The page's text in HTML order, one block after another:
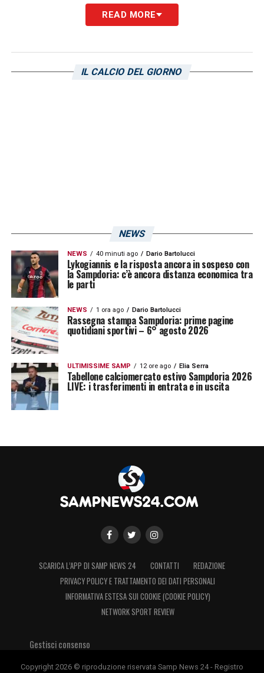
Se si escludono i movimenti previsti dai
Balde,Gaston Ramirez,Vasco Reginie
rientri dai prestiti), la società non ha chiuso
pandemia.
LA PLAYLIST DELLE NOSTRE TOP NEWS
READ MORE
IL CALCIO DEL GIORNO
NEWS
NEWS 40 minuti ago Dario Bartolucci
Lykogiannis e la risposta ancora in sospeso con
la Sampdoria: c’è ancora distanza economica tra
le parti
NEWS 1 ora ago Dario Bartolucci
Rassegna stampa Sampdoria: prime pagine
quotidiani sportivi – 6° agosto 2026
ULTIMISSIME SAMP 12 ore ago Elia Serra
Tabellone calciomercato estivo Sampdoria 2026
LIVE: i trasferimenti in entrata e in uscita
SCARICA L’APP DI SAMP NEWS 24 CONTATTI
REDAZIONE
PRIVACY POLICY E TRATTAMENTO DEI DATI PERSONALI
INFORMATIVA ESTESA SUI COOKIE (COOKIE POLICY)
NETWORK SPORT REVIEW
Gestisci consenso
Copyright 2026 © riproduzione riservata Samp News 24 - Registro